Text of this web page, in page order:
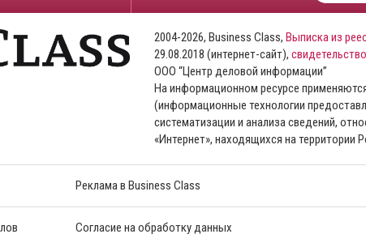
2004-2026, Business Class, Выписка из
29.08.2018 (интернет-сайт),
ООО “Центр деловой информации”
На информационном ресурсе
(информационные технологии
систематизации и анализа сведений,
«Интернет», находящихся на территории
Реклама в Business Class
Согласие на обработку данных